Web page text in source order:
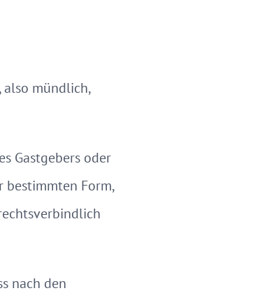
also mündlich,
Gastgebers oder
bestimmten Form,
nach den